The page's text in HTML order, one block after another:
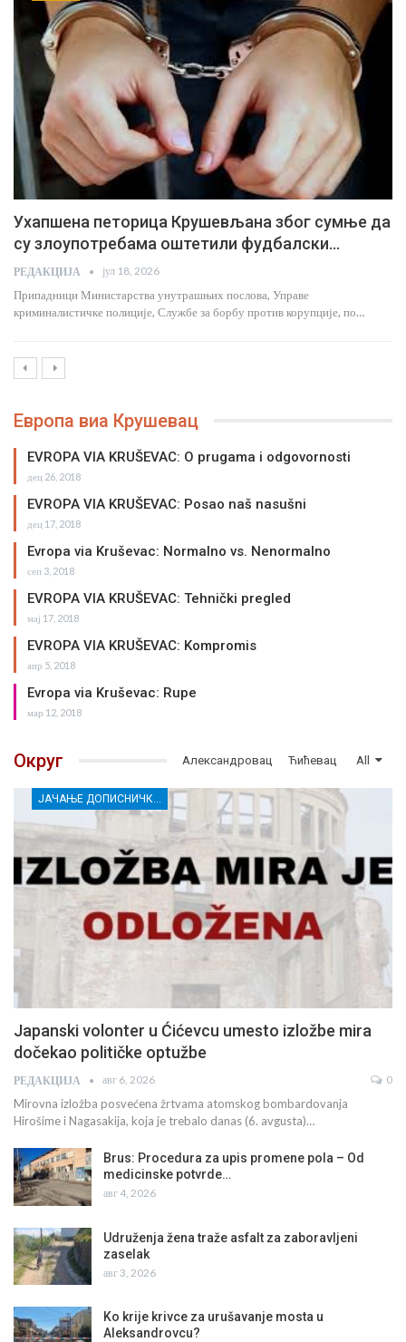
Полиција у колима пронашла 72 грама кокаина!
РЕДАКЦИЈА јун 24, 2026
Припадници Министарства унутрашњих послова у Крушевцу ухапсили
су М.Ђ. (1983) из околине овог града због постојања…
Европа виа Крушевац
EVROPA VIA KRUŠEVAC: O prugama i odgovornosti
дец 26, 2018
EVROPA VIA KRUŠEVAC: Posao naš nasušni
дец 17, 2018
Evropa via Kruševac: Normalno vs. Nenormalno
сеп 3, 2018
EVROPA VIA KRUŠEVAC: Tehnički pregled
мај 17, 2018
EVROPA VIA KRUŠEVAC: Kompromis
апр 5, 2018
Evropa via Kruševac: Rupe
мар 12, 2018
All
Округ Ћићевац
Александровац
ЈАЧАЊЕ ДОПИСНИЧКЕ МРЕЖЕ НЕЗАВИСНИХ МЕДИЈА У РАСИНСКОМ ОКРУГУ
Japanski volonter u Ćićevcu umesto izložbe mira
dočekao političke optužbe
РЕДАКЦИЈА авг 6, 2026 0
Mirovna izložba posvećena žrtvama atomskog bombardovanja
Hirošime i Nagasakija, koja je trebalo danas (6. avgusta)…
Brus: Procedura za upis promene pola – Od
medicinske potvrde…
авг 4, 2026
Udruženja žena traže asfalt za zaboravljeni
zaselak
авг 3, 2026
Ko krije krivce za urušavanje mosta u
Aleksandrovcu?